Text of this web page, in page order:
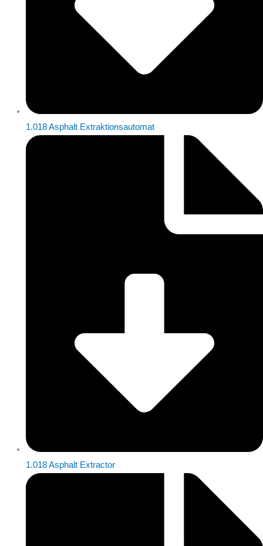
1.018 Asphalt Extraktionsautomat
1.018 Asphalt Extractor